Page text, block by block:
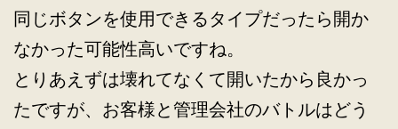
同じボタンを使用できるタイプだったら開か
なかった可能性高いですね。
とりあえずは壊れてなくて開いたから良かっ
たですが、お客様と管理会社のバトルはどう